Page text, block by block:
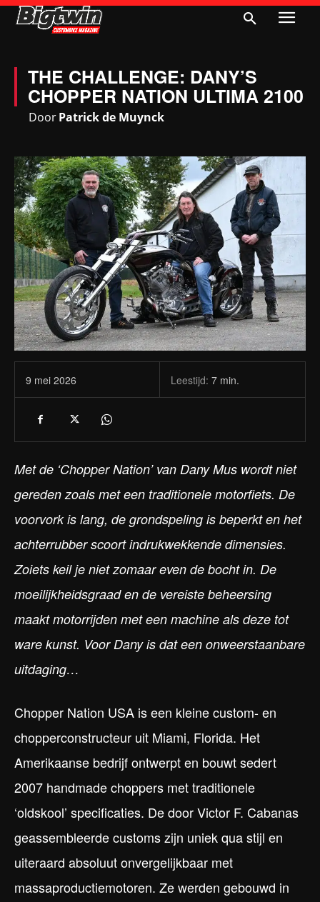
THE CHALLENGE: DANY’S
CHOPPER NATION ULTIMA 2100
DoorPatrick de Muynck
9 mei 2026 Leestijd: 7 min.
Met de ‘Chopper Nation’ van Dany Mus wordt niet
gereden zoals met een traditionele motorfiets. De
voorvork is lang, de grondspeling is beperkt en het
achterrubber scoort indrukwekkende dimensies.
Zoiets keil je niet zomaar even de bocht in. De
moeilijkheidsgraad en de vereiste beheersing
maakt motorrijden met een machine als deze tot
ware kunst. Voor Dany is dat een onweerstaanbare
uitdaging…
Chopper Nation USA is een kleine custom- en
chopperconstructeur uit Miami, Florida. Het
Amerikaanse bedrijf ontwerpt en bouwt sedert
2007 handmade choppers met traditionele
‘oldskool’ specificaties. De door Victor F. Cabanas
geassembleerde customs zijn uniek qua stijl en
uiteraard absoluut onvergelijkbaar met
massaproductiemotoren. Ze werden gebouwd in